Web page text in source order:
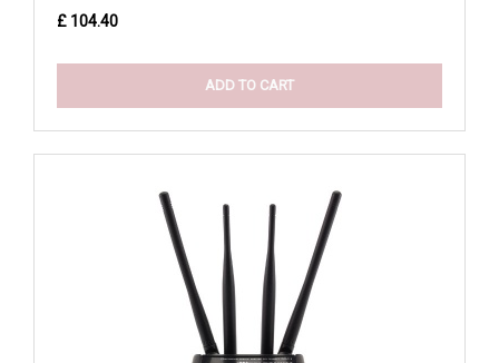
£ 104.40
ADD TO CART